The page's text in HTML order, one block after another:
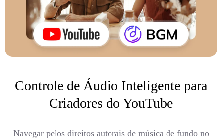
Controle de Áudio Inteligente para
Criadores do YouTube
Navegar pelos direitos autorais de música de fundo no